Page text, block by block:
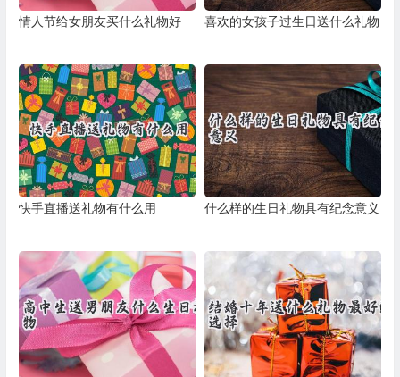
情人节给女朋友买什么礼物好 喜欢的女孩子过生日送什么礼物
快手直播送礼物有什么用 什么样的生日礼物具有纪念意义